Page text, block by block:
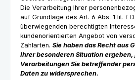
Die Verarbeitung Ihrer
auf Grundlage des Art. 6 Abs. 1 lit. f
überwiegenden berechtigten
kundenorientierten Angebot von
Zahlarten. Sie haben das Recht aus
Ihrer besonderen Situation
Verarbeitungen Sie betreffender
Daten zu widersprechen.